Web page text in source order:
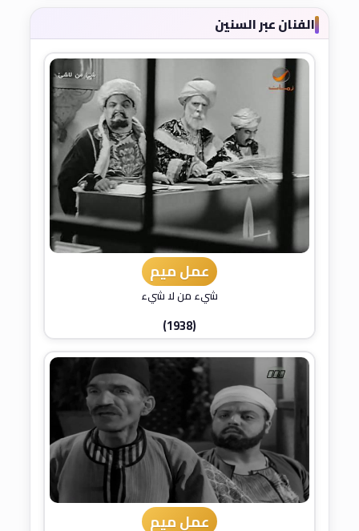
الفنان عبر السنين
عمل ميم
شيء من لا شيء
(1938)
عمل ميم